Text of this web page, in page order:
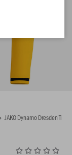
JAKO Dynamo Dresden